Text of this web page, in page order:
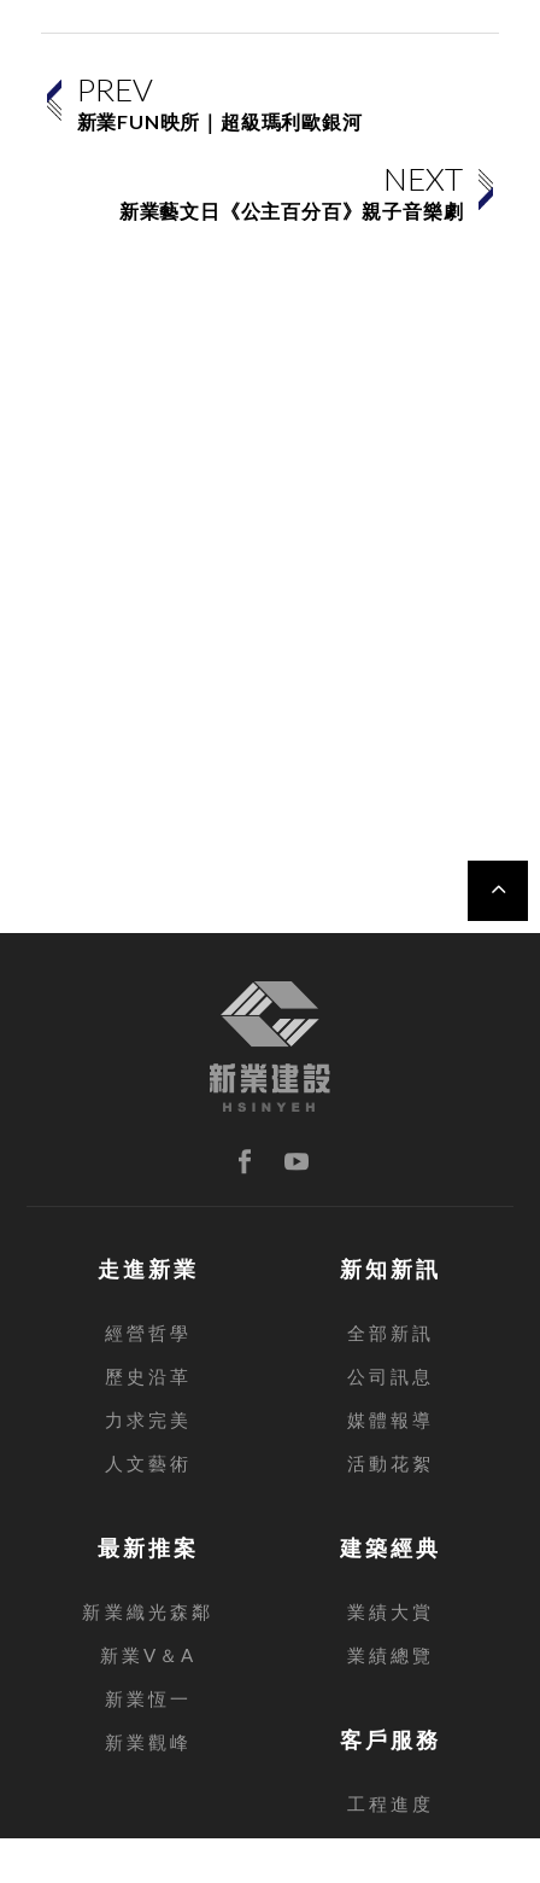
PREV
新業FUN映所｜超級瑪利歐銀河
NEXT
新業藝文日《公主百分百》親子音樂劇
走進新業
經營哲學
歷史沿革
力求完美
人文藝術
新知新訊
全部新訊
公司訊息
媒體報導
活動花絮
最新推案
新業織光森鄰
新業V＆A
新業恆一
新業觀峰
建築經典
業績大賞
業績總覽
客戶服務
工程進度